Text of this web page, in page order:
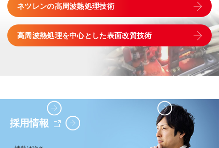
ネツレンの高周波熱処理技術
高周波熱処理を中心とした表面改質技術
採用情報